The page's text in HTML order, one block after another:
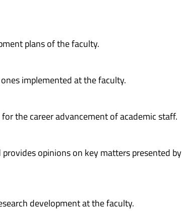
plans of the faculty.
implemented at the faculty.
the career advancement of academic staff.
opinions on key matters presented by
development at the faculty.